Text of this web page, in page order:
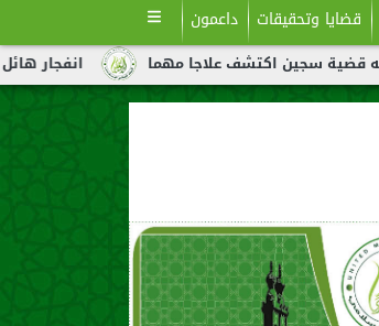
قضايا وتحقيقات داعمون
انفجار هائل لناقلة نفط علاجا مهما